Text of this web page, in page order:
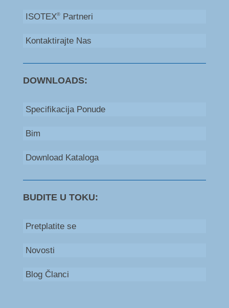
ISOTEX®Partneri
Kontaktirajte Nas
DOWNLOADS:
Specifikacija Ponude
Bim
Download Kataloga
BUDITE U TOKU:
Pretplatite se
Novosti
Blog Članci